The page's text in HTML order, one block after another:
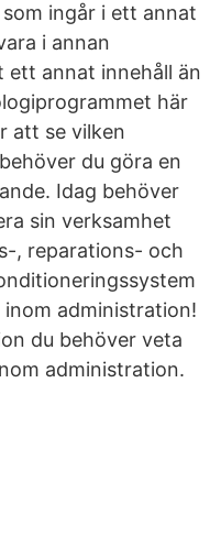
ingår i ett annat
i annan
annat innehåll än
här
att se vilken
du göra en
Idag behöver
sin verksamhet
, reparations- och
administration!
du behöver veta
administration.